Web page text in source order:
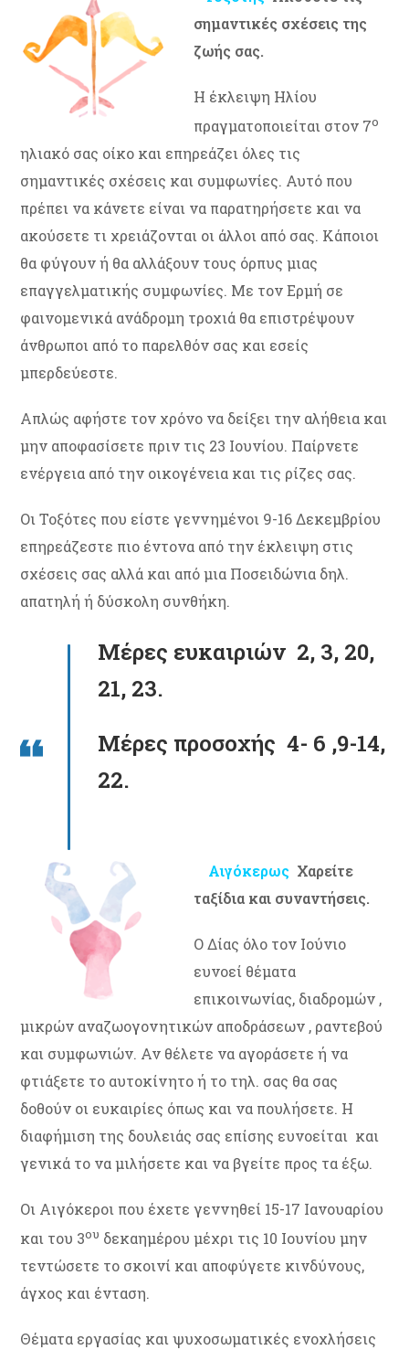
σημαντικές σχέσεις της
ζωής σας.
Η έκλειψη Ηλίου
πραγματοποιείται στον 7ο
ηλιακό σας οίκο και επηρεάζει όλες τις
σημαντικές σχέσεις και συμφωνίες. Αυτό που
πρέπει να κάνετε είναι να παρατηρήσετε και να
ακούσετε τι χρειάζονται οι άλλοι από σας. Κάποιοι
θα φύγουν ή θα αλλάξουν τους όρπυς μιας
επαγγελματικής συμφωνίες. Με τον Ερμή σε
φαινομενικά ανάδρομη τροχιά θα επιστρέψουν
άνθρωποι από το παρελθόν σας και εσείς
μπερδεύεστε.
Απλώς αφήστε τον χρόνο να δείξει την αλήθεια και
μην αποφασίσετε πριν τις 23 Ιουνίου. Παίρνετε
ενέργεια από την οικογένεια και τις ρίζες σας.
Οι Τοξότες που είστε γεννημένοι 9-16 Δεκεμβρίου
επηρεάζεστε πιο έντονα από την έκλειψη στις
σχέσεις σας αλλά και από μια Ποσειδώνια δηλ.
απατηλή ή δύσκολη συνθήκη.
Μέρες ευκαιριών 2, 3, 20,
21, 23.
Μέρες προσοχής 4- 6 ,9-14,
22.
Αιγόκερως Χαρείτε
ταξίδια και συναντήσεις.
Ο Δίας όλο τον Ιούνιο
ευνοεί θέματα
επικοινωνίας, διαδρομών ,
μικρών αναζωογονητικών αποδράσεων , ραντεβού
και συμφωνιών. Αν θέλετε να αγοράσετε ή να
φτιάξετε το αυτοκίνητο ή το τηλ. σας θα σας
δοθούν οι ευκαιρίες όπως και να πουλήσετε. Η
διαφήμιση της δουλειάς σας επίσης ευνοείται και
γενικά το να μιλήσετε και να βγείτε προς τα έξω.
Οι Αιγόκεροι που έχετε γεννηθεί 15-17 Ιανουαρίου
και του 3ου δεκαημέρου μέχρι τις 10 Ιουνίου μην
τεντώσετε το σκοινί και αποφύγετε κινδύνους,
άγχος και ένταση.
Θέματα εργασίας και ψυχοσωματικές ενοχλήσεις